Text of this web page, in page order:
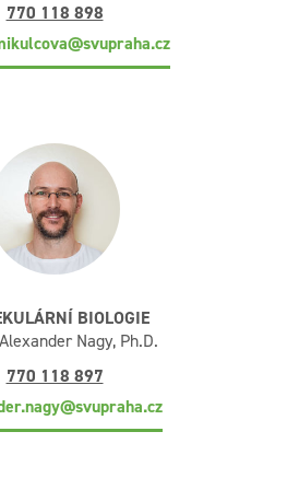
770 118 898
BIOLOGIE
Nagy, Ph.D.
770 118 897